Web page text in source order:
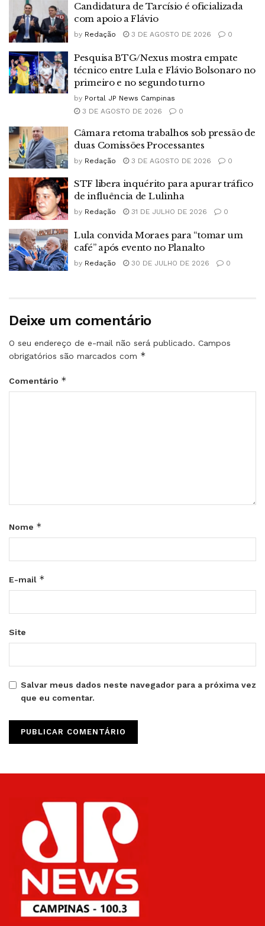
Candidatura de Tarcísio é oficializada
com apoio a Flávio
by Redação 3 DE AGOSTO DE 2026 0
Pesquisa BTG/Nexus mostra empate
técnico entre Lula e Flávio Bolsonaro no
primeiro e no segundo turno
by Portal JP News Campinas
3 DE AGOSTO DE 2026
0
Câmara retoma trabalhos sob pressão de
duas Comissões Processantes
by Redação 3 DE AGOSTO DE 2026 0
STF libera inquérito para apurar tráfico
de influência de Lulinha
by Redação 31 DE JULHO DE 2026 0
Lula convida Moraes para “tomar um
café” após evento no Planalto
by Redação 30 DE JULHO DE 2026 0
Deixe um comentário
O seu endereço de e-mail não será publicado. Campos
obrigatórios são marcados com *
Comentário *
Nome *
E-mail *
Site
Salvar meus dados neste navegador para a próxima vez
que eu comentar.